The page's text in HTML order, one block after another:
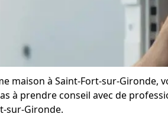
maison à Saint-Fort-sur-
à prendre conseil avec de
sur-Gironde.